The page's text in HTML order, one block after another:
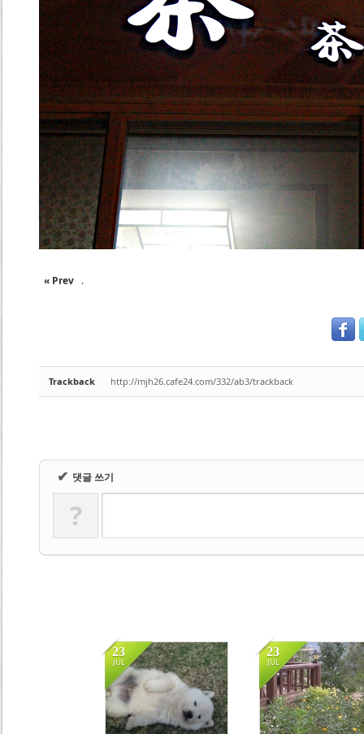
« Prev .
Trackback http://mjh26.cafe24.com/332/ab3/trackback
✔ 댓글 쓰기
?
23
JUL
2829
23
JUL
2860